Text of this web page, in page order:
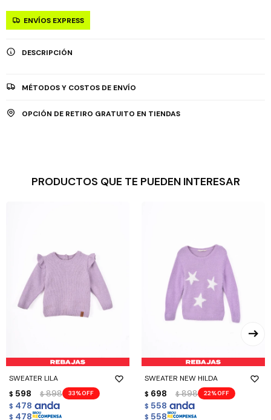
ENVÍOS EXPRESS
DESCRIPCIÓN
MÉTODOS Y COSTOS DE ENVÍO
OPCIÓN DE RETIRO GRATUITO EN TIENDAS
PRODUCTOS QUE TE PUEDEN INTERESAR
SWEATER LILA
$ 598 $ 898 33
$ 478
$ 478
SWEATER NEW HILDA
$ 698 $ 898 22
$ 558
$ 558